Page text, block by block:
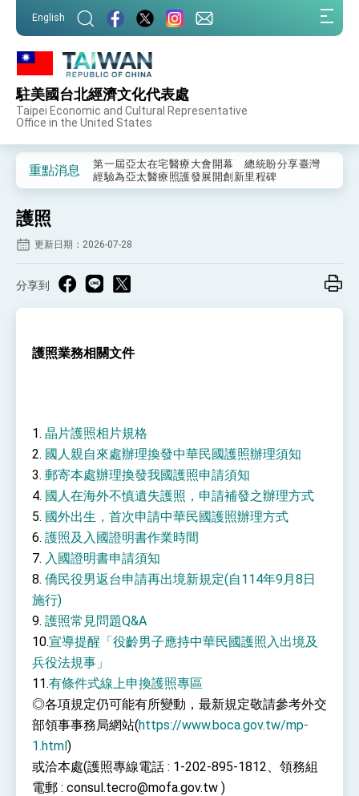
English
駐美國台北經濟文化代表處
Taipei Economic and Cultural Representative
Office in the United States
重點消息
外交部重要言論
事處」，進一步深化台美交流合作
第一屆亞太在宅醫療大會開幕 總統盼分享臺灣
經驗為亞太醫療照護發展開創新里程碑
走向世界 盼與理念相近國家共同維護國際秩序
訪問
總統與五院院長新春茶敘 盼化分歧為團結、為
台美貿易協議完成簽署達成6大目標、創5大歷史
總統接受「法新社」（AFP）專訪內容
外交部長林佳龍於《外交事務》撰文指出：自由
世界 需要台灣，團結合作方能守護繁榮
外交部長林佳龍出席《台灣光華雜誌》50週年慶
「見證蛻變，分享世界的光華」開幕式，期許數
位轉 型迎向下個50年
總統主持「台美經濟繁榮夥伴對話」記者會 說
明臺美合作三大戰略方向 盼與民主夥伴共同引
領 下一個世代的繁榮
外交部長林佳龍接受印尼「時代雜誌」專訪，闡
述印太安全局勢，籲深化台印尼半導體供應鏈合
作
外交部長林佳龍午宴歡迎美國聯邦參議員蓋耶哥
外交部長林佳龍接見美國智庫「德國馬歇爾基金
會」訪問團一行，深化跨大西洋戰略夥伴關係
臺美經貿談判獲階段性成果 卓揆期勉爭取時間完
成「臺美對等貿易協定」簽署
卓揆：臺美關稅談判階段性結果有助臺灣取得有
利戰略地位 全力支持「臺美對等貿易協定」簽署
外交部與數位發展部攜手合作，整合台灣雄厚數
位實力，達成固邦榮邦目標
民調顯示多數國人滿意政府外交表現，高度支持
「總合外交」與台歐美日關係深化
護照
更新日期：2026-07-28
分享到
護照業務相關文件
1. 晶片護照相片規格
2. 國人親自來處辦理換發中華民國護照辦理須知
3. 郵寄本處辦理換發我國護照申請須知
4. 國人在海外不慎遺失護照，申請補發之辦理方式
5. 國外出生，首次申請中華民國護照辦理方式
6. 護照及入國證明書作業時間
7. 入國證明書申請須知
8. 僑民役男返台申請再出境新規定(自114年9月8日
施行)
9. 護照常見問題Q&A
10.宣導提醒「役齡男子應持中華民國護照入出境及
兵役法規事」
11.有條件式線上申換護照專區
◎各項規定仍可能有所變動，最新規定敬請參考外交
部領事事務局網站(https://www.boca.gov.tw/mp-
1.html)
或洽本處(護照專線電話 : 1-202-895-1812、領務組
電郵 : consul.tecro@mofa.gov.tw )